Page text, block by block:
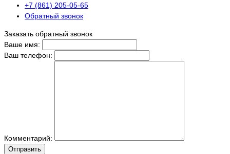
+7 (861) 205-05-65
Обратный звонок
Заказать обратный звонок
Ваше имя:
Ваш телефон:
Комментарий:
Отправить